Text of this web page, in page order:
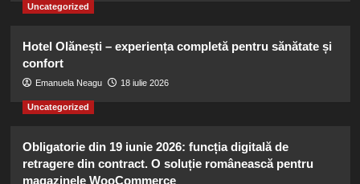
Uncategorized
Hotel Olănești – experiența completă pentru sănătate și
confort
Emanuela Neagu 18 iulie 2026
Uncategorized
Obligatorie din 19 iunie 2026: funcția digitală de
retragere din contract. O soluție românească pentru
magazinele WooCommerce